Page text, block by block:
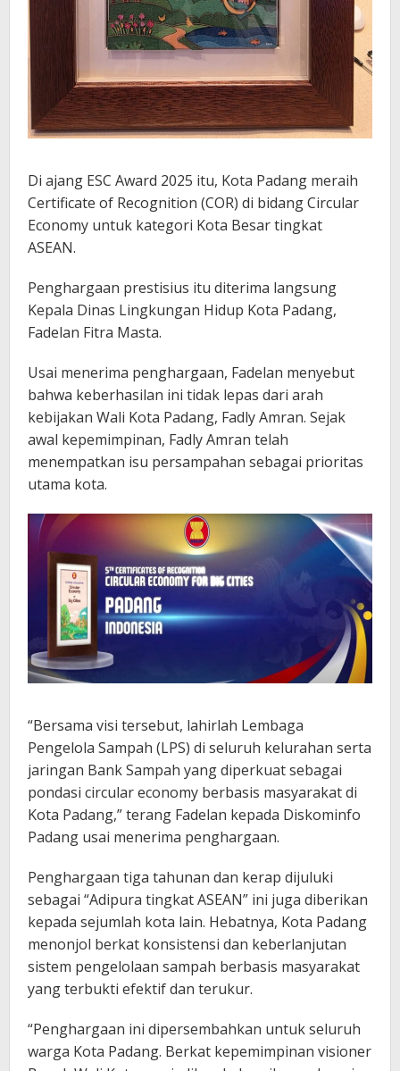
Di ajang ESC Award 2025 itu, Kota Padang meraih
Certificate of Recognition (COR) di bidang Circular
Economy untuk kategori Kota Besar tingkat
ASEAN.
Penghargaan prestisius itu diterima langsung
Kepala Dinas Lingkungan Hidup Kota Padang,
Fadelan Fitra Masta.
Usai menerima penghargaan, Fadelan menyebut
bahwa keberhasilan ini tidak lepas dari arah
kebijakan Wali Kota Padang, Fadly Amran. Sejak
awal kepemimpinan, Fadly Amran telah
menempatkan isu persampahan sebagai prioritas
utama kota.
“Bersama visi tersebut, lahirlah Lembaga
Pengelola Sampah (LPS) di seluruh kelurahan serta
jaringan Bank Sampah yang diperkuat sebagai
pondasi circular economy berbasis masyarakat di
Kota Padang,” terang Fadelan kepada Diskominfo
Padang usai menerima penghargaan.
Penghargaan tiga tahunan dan kerap dijuluki
sebagai “Adipura tingkat ASEAN” ini juga diberikan
kepada sejumlah kota lain. Hebatnya, Kota Padang
menonjol berkat konsistensi dan keberlanjutan
sistem pengelolaan sampah berbasis masyarakat
yang terbukti efektif dan terukur.
“Penghargaan ini dipersembahkan untuk seluruh
warga Kota Padang. Berkat kepemimpinan visioner